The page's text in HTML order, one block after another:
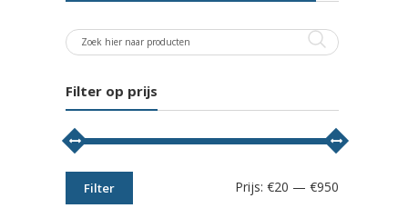
Filter op prijs
Filter Prijs: €20 — €950